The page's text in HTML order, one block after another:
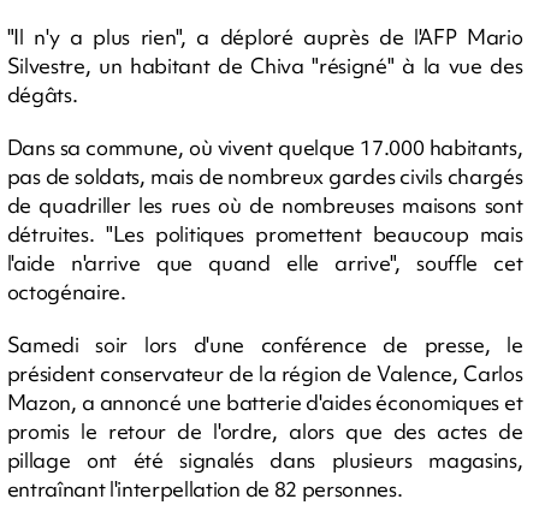
"Il n'y a plus rien", a déploré auprès de l'AFP Mario
Silvestre, un habitant de Chiva "résigné" à la vue des
dégâts.
Dans sa commune, où vivent quelque 17.000 habitants,
pas de soldats, mais de nombreux gardes civils chargés
de quadriller les rues où de nombreuses maisons sont
détruites. "Les politiques promettent beaucoup mais
l'aide n'arrive que quand elle arrive", souffle cet
octogénaire.
Samedi soir lors d'une conférence de presse, le
président conservateur de la région de Valence, Carlos
Mazon, a annoncé une batterie d'aides économiques et
promis le retour de l'ordre, alors que des actes de
pillage ont été signalés dans plusieurs magasins,
entraînant l'interpellation de 82 personnes.